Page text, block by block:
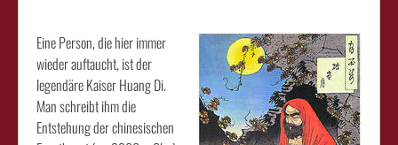
Eine Person, die hier immer
wieder auftaucht, ist der
legendäre Kaiser Huang Di.
Man schreibt ihm die
Entstehung der chinesischen